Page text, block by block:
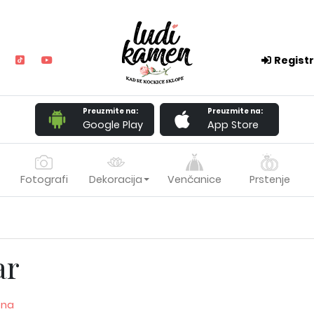
Preuzmite na:
Google Play
Preuzmite na:
App Store
Fotografi Dekoracija Venčanice Prstenje